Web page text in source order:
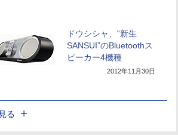
ドウシシャ、“新生
SANSUI”のBluetoothス
ピーカー4機種
2012年11月30日
る